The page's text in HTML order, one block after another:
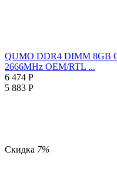
QUMO DDR4 DIMM 8GB
2666MHz OEM/RTL ...
6 474 Р
5 883 Р
Скидка 7%